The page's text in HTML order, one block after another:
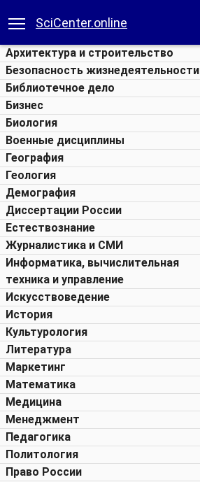
SciCenter.online
Архитектура и строительство
Безопасность жизнедеятельности
Библиотечное дело
Бизнес
Биология
Военные дисциплины
География
Геология
Демография
Диссертации России
Естествознание
Журналистика и СМИ
Информатика, вычислительная
техника и управление
Искусствоведение
История
Культурология
Литература
Маркетинг
Математика
Медицина
Менеджмент
Педагогика
Политология
Право России